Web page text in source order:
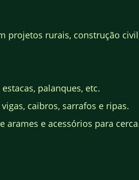
projetos rurais, construção
palanques, etc.
caibros, sarrafos e ripas.
arames e acessórios para